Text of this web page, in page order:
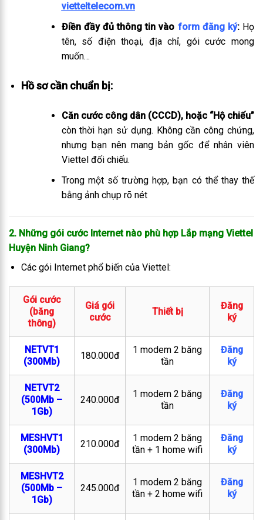
vietteltelecom.vn
Điền đầy đủ thông tin vào form đăng ký:Họ
tên, số điện thoại, địa chỉ, gói cước mong
muốn…
Hồ sơ cần chuẩn bị:
Căn cước công dân (CCCD), hoặc “Hộ chiếu”
còn thời hạn sử dụng. Không cần công chứng,
nhưng bạn nên mang bản gốc để nhân viên
Viettel đối chiếu.
Trong một số trường hợp, bạn có thể thay thế
bằng ảnh chụp rõ nét
2. Những gói cước Internet nào phù hợp Lắp mạng Viettel
Huyện Ninh Giang?
Các gói Internet phổ biến của Viettel:
Gói cước
(băng
thông)
Giá gói
cước
Thiết bị
Đăng
ký
NETVT1
(300Mb)
180.000đ
1 modem 2 băng
tần
Đăng
ký
NETVT2
(500Mb –
1Gb)
240.000đ
1 modem 2 băng
tần
Đăng
ký
MESHVT1
(300Mb)
210.000đ
1 modem 2 băng
tần + 1 home wifi
Đăng
ký
MESHVT2
(500Mb –
1Gb)
245.000đ
1 modem 2 băng
tần + 2 home wifi
Đăng
ký